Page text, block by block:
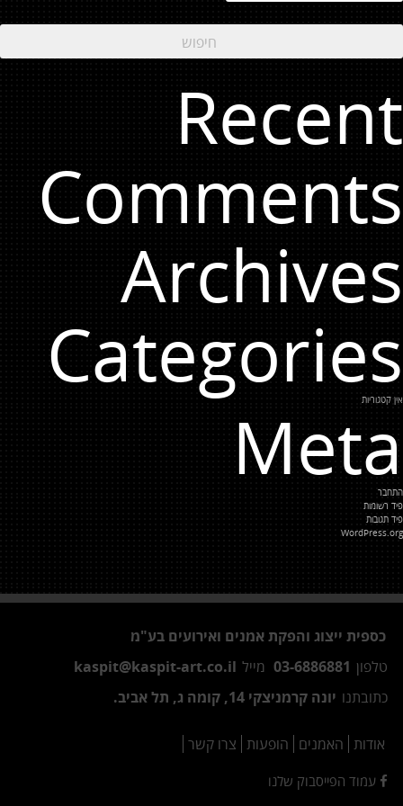
Recent
Comments
Archives
Categories
אין קטגוריות
Meta
התחבר
פיד רשומות
פיד תגובות
WordPress.org
כספית ייצוג והפקת אמנים ואירועים בע"מ
טלפון 03-6886881 מייל kaspit@kaspit-art.co.il
כתובתנו יונה קרמניצקי 14, קומה ג, תל אביב.
אודות האמנים הופעות צרו קשר
עמוד הפייסבוק שלנו